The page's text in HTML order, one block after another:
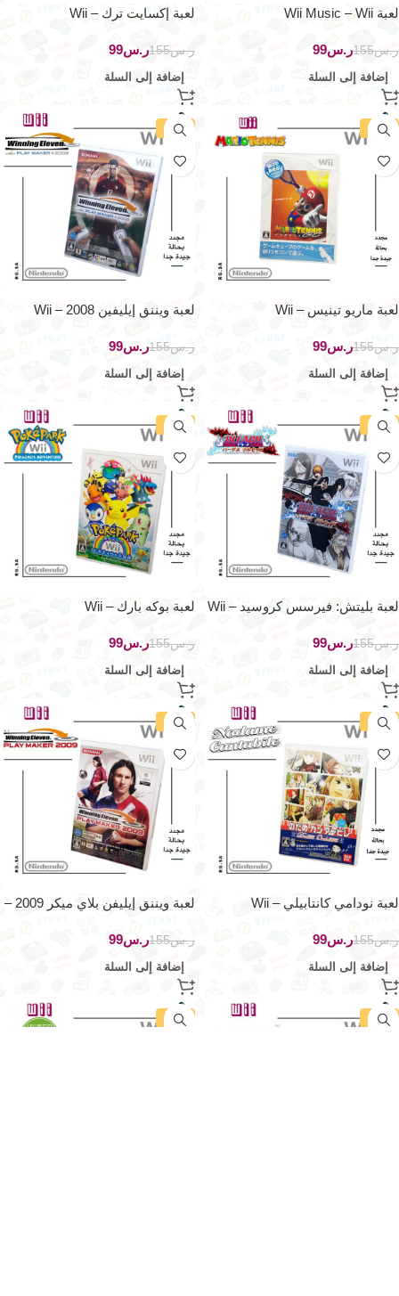
لعبة Wii Music – Wii
ر.س155ر.س99
إضافة إلى السلة
لعبة إكسايت ترك – Wii
ر.س155ر.س99
إضافة إلى السلة
-36%
لعبة ماريو تينيس – Wii
ر.س155ر.س99
إضافة إلى السلة
-36%
لعبة ويننق إيليفين 2008 – Wii
ر.س155ر.س99
إضافة إلى السلة
-36%
لعبة بليتش: فيرسس كروسيد – Wii
ر.س155ر.س99
إضافة إلى السلة
-36%
لعبة بوكه بارك – Wii
ر.س155ر.س99
إضافة إلى السلة
-36%
لعبة نودامي كانتابيلي – Wii
ر.س155ر.س99
إضافة إلى السلة
-36%
لعبة ويننق إيليفن بلاي ميكر 2009 –
ر.س155ر.س99
إضافة إلى السلة
-36%
-36%